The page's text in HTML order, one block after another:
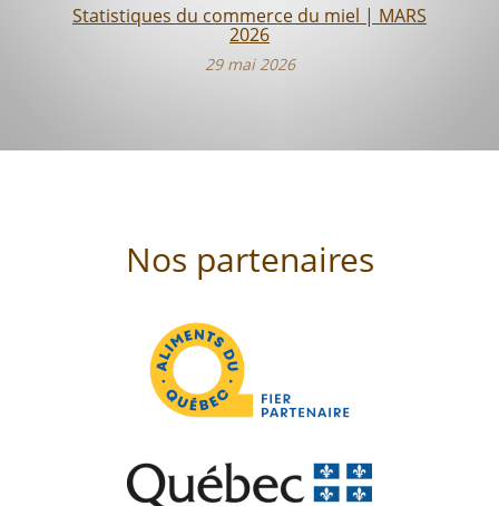
Statistiques du commerce du miel | MARS
2026
29 mai 2026
Nos partenaires